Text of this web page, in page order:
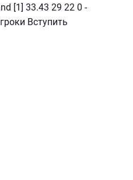
[1] 33.43 29 22 0 -
Вступить